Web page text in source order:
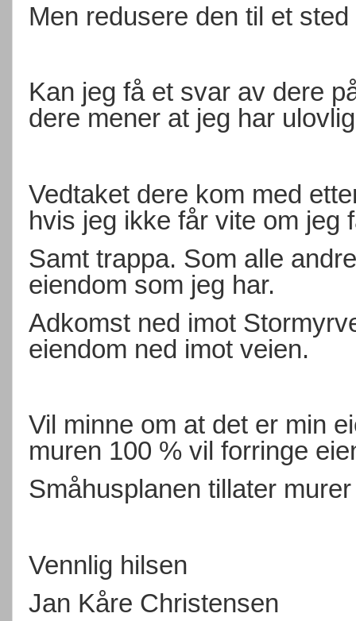
Men redusere den til et
Kan jeg få et svar av dere
dere mener at jeg har
Vedtaket dere kom med
hvis jeg ikke får vite om jeg
Samt trappa. Som alle
eiendom som jeg har.
Adkomst ned imot
eiendom ned imot veien.
Vil minne om at det er min
muren 100 % vil forringe
Småhusplanen tillater
Vennlig hilsen
Jan Kåre Christensen